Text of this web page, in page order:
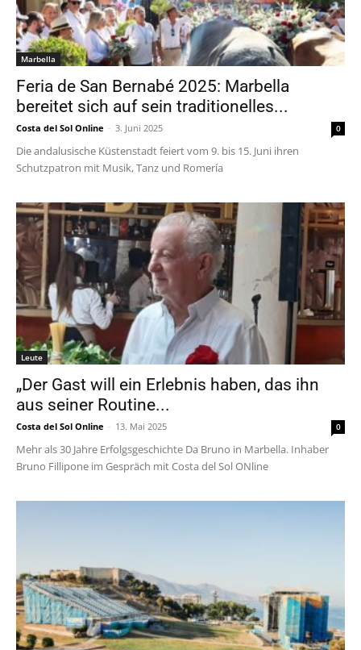
Marbella
Feria de San Bernabé 2025: Marbella
bereitet sich auf sein traditionelles...
Costa del Sol Online - 3. Juni 2025 0
Die andalusische Küstenstadt feiert vom 9. bis 15. Juni ihren
Schutzpatron mit Musik, Tanz und Romería
Leute
„Der Gast will ein Erlebnis haben, das ihn
aus seiner Routine...
Costa del Sol Online - 13. Mai 2025 0
Mehr als 30 Jahre Erfolgsgeschichte Da Bruno in Marbella. Inhaber
Bruno Fillipone im Gespräch mit Costa del Sol ONline